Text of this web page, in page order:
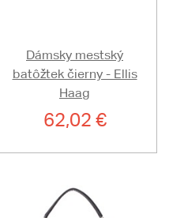
Dámsky mestský
batôžtek čierny - Ellis
Haag
62,02 €